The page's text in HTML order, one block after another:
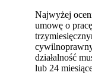
Najwyżej
umowę o
działalność
lub 24